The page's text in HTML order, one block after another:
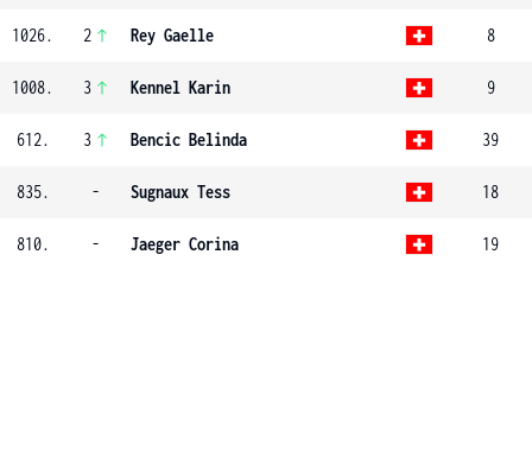
1026. 2 Rey Gaelle 8
1008. 3 Kennel Karin 9
612. 3 Bencic Belinda 39
835. - Sugnaux Tess 18
810. - Jaeger Corina 19